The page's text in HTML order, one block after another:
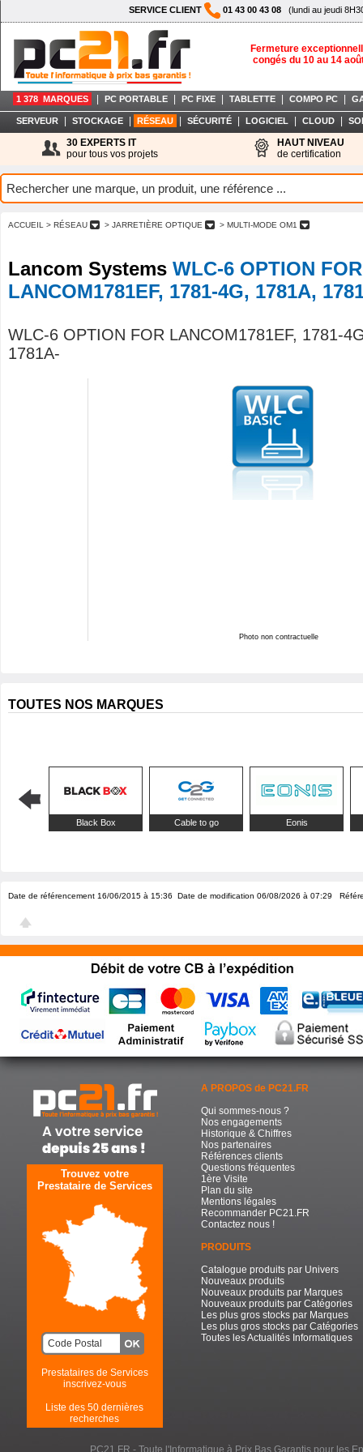
SERVICE CLIENT 01 43 00 43 08 (lundi au jeudi
Fermeture
congés du 10 au 14
1 378 MARQUES PC PORTABLE PC FIXE TABLETTE COMPO PC
SERVEUR STOCKAGE RÉSEAU SÉCURITÉ LOGICIEL CLOUD
30 EXPERTS IT
pour tous vos projets
HAUT NIVEAU
de certification
ACCUEIL > RÉSEAU > JARRETIÈRE OPTIQUE > MULTI-MODE OM1
Lancom Systems WLC-6 OPTION FOR
LANCOM1781EF, 1781-4G, 1781A,
WLC-6 OPTION FOR LANCOM1781EF, 1781-
1781A-
Photo non contractuelle
TOUTES NOS MARQUES
Black Box Cable to go Eonis
Date de référencement 16/06/2015 à 15:36 Date de modification 06/08/2026 à 07:29
Trouvez votre
Prestataire de Services
Prestataires de Services
inscrivez-vous
Liste des 50 dernières
recherches
A PROPOS de PC21.FR
Qui sommes-nous ?
Nos engagements
Historique & Chiffres
Nos partenaires
Références clients
Questions fréquentes
1ère Visite
Plan du site
Mentions légales
Recommander PC21.FR
Contactez nous !
PRODUITS
Catalogue produits par Univers
Nouveaux produits
Nouveaux produits par Marques
Nouveaux produits par Catégories
Les plus gros stocks par Marques
Les plus gros stocks par Catégories
Toutes les Actualités Informatiques
PC21.FR - Toute l'Informatique à Prix Bas Garantis pour les